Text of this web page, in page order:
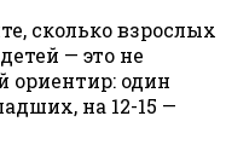
сколько взрослых
— это не
ориентир: один
на 12-15 —